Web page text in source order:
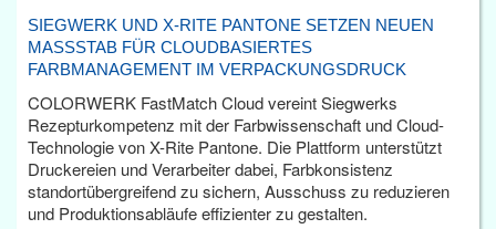
SIEGWERK UND X-RITE PANTONE SETZEN NEUEN
MASSSTAB FÜR CLOUDBASIERTES F
ARBMANAGEMENT IM VERPACKUNGSDRUCK
COLORWERK FastMatch Cloud vereint Siegwerks
Rezepturkompetenz mit der Farbwissenschaft und Cloud-
Technologie von X-Rite Pantone. Die Plattform unterstützt
Druckereien und Verarbeiter dabei, Farbkonsistenz
standortübergreifend zu sichern, Ausschuss zu reduzieren
und Produktionsabläufe effizienter zu gestalten.